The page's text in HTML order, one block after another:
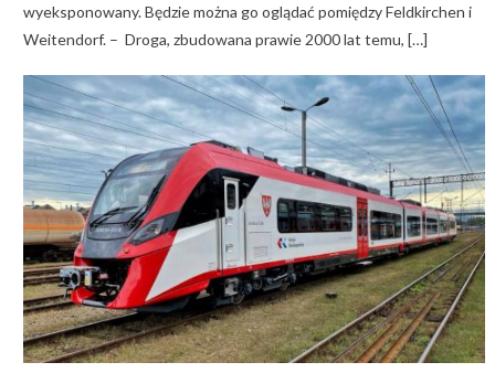
wyeksponowany. Będzie można go oglądać pomiędzy Feldkirchen i
Weitendorf. – Droga, zbudowana prawie 2000 lat temu, […]